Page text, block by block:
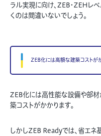
ラル実現に向け、ZEB・ZEHレ
くのは間違いないでしょう。
ZEB化には高額な建築コストが
ZEB化には高性能な設備や部
築コストがかかります。
しかしZEB Readyでは、省エ